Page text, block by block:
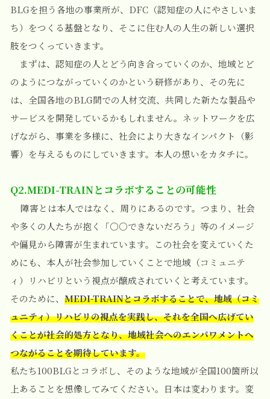
BLGを担う各地の事業所が、DFC（認知症の人にやさしいま
ち）をつくる基盤となり、そこに住む人の人生の新しい選択
肢をつくっていきます。
まずは、認知症の人とどう向き合っていくのか、地域とど
のようにつながっていくのかという研修があり、その先に
は、全国各地のBLG間での人材交流、共同した新たな製品や
サービスを開発しているかもしれません。ネットワークを広
げながら、事業を多様に、社会により大きなインパクト（影
響）を与えるものにしていきます。本人の想いをカタチに。
Q2.MEDI-TRAINとコラボすることの可能性
障害とは本人ではなく、周りにあるのです。 つまり、社会
や多くの人たちが抱く「○○できないだろう」等のイメージ
や偏見から障害が生まれています。この社会を変えていくた
めにも、本人が社会参加していくことで地域（コミュニテ
ィ）リハビリという視点が醸成されていくと考えています。
そのために、 MEDI-TRAINとコラボすることで、地域（コミ
ュニティ）リハビリの視点を実践し、それを全国へ広げてい
くことが社会的処方となり、地域社会へのエンパワメントへ
つながることを期待しています。
私たち100BLGとコラボし、そのような地域が全国100箇所以
上あることを想像してみてください。日本は変わります。変